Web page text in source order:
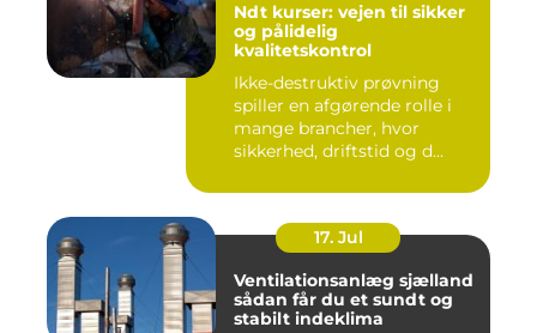
Ndt kurser: vejen til sikker
og pålidelig
kvalitetskontrol
Ikke-destruktiv prøvning
spiller en afgørende rolle i
mange brancher, hvor
sikkerhed, driftstid og d...
17. Jul
Ventilationsanlæg sjælland
sådan får du et sundt og
stabilt indeklima